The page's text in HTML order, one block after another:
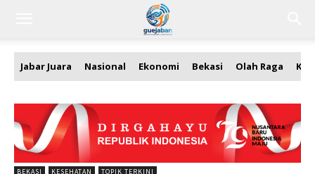
Jabar Juara Nasional Ekonomi Bekasi Olah Raga
BEKASI KESEHATAN TOPIK TERKINI